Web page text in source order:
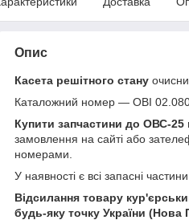
Опис
Касета решітного стану
Каталожний номер — ОВІ
Купити запчастини до ОВС-25
замовлення на сайті або
номерами.
У наявності є всі запасні
Відсилання товару
будь-яку точку України (Нова